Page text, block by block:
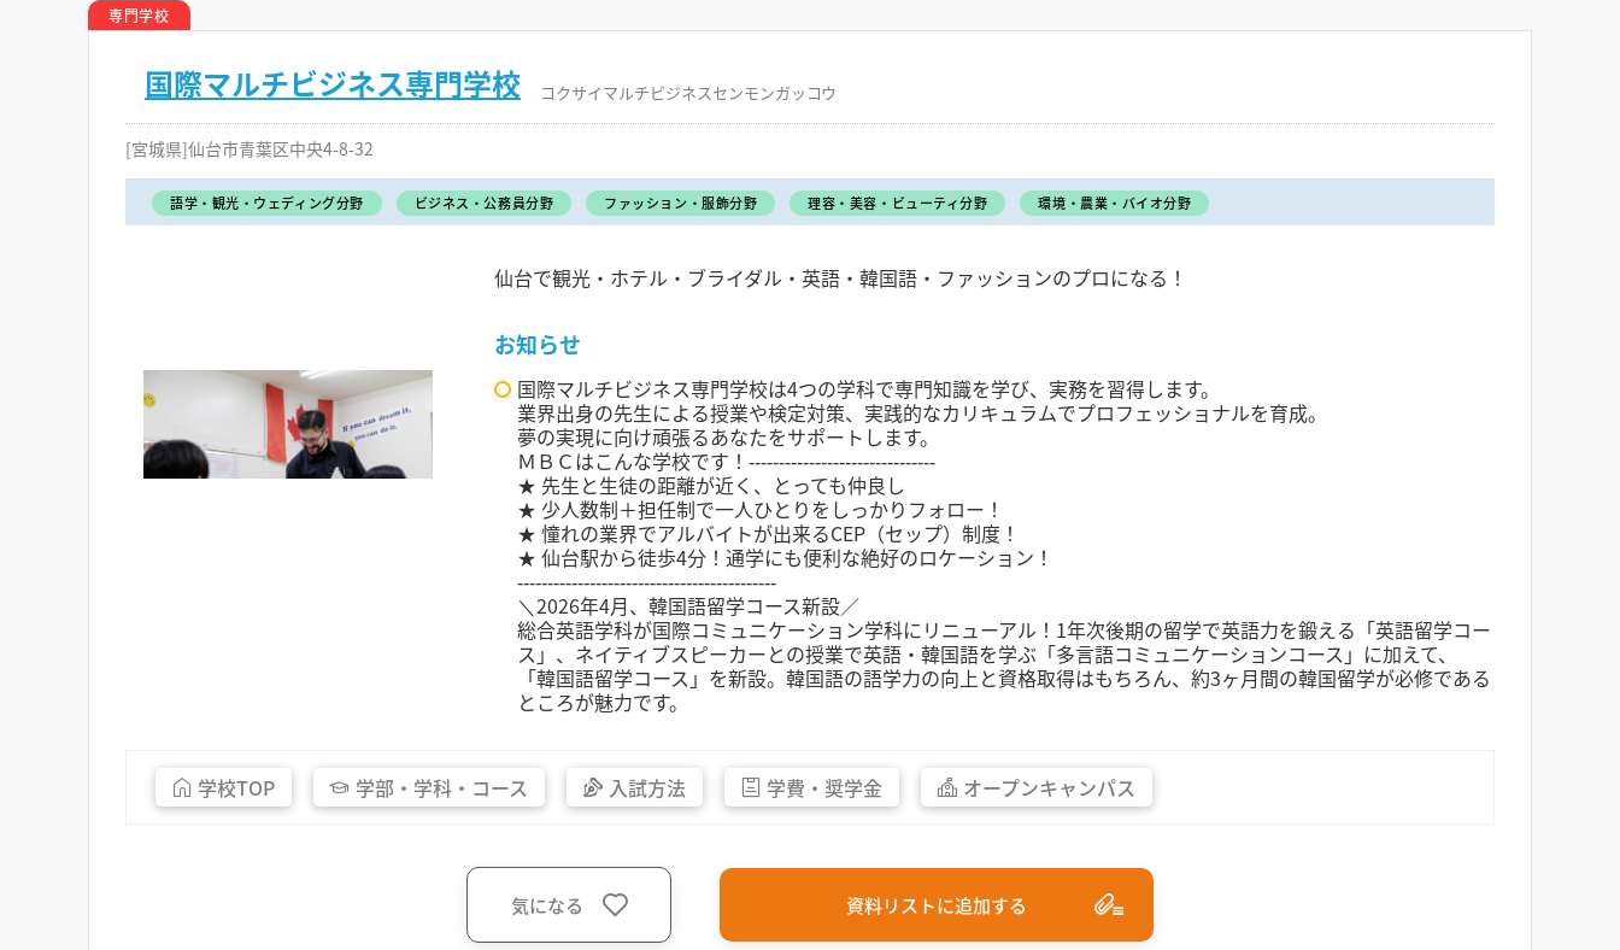
専門学校
国際マルチビジネス専門学校 コクサイマルチビジネスセンモンガッコウ
[宮城県]仙台市青葉区中央4-8-32
語学・観光・ウェディング分野 ビジネス・公務員分野 ファッション・服飾分野 理容・美容・ビューティ分野 環境・農業・バイオ分野
仙台で観光・ホテル・ブライダル・英語・韓国語・ファッションのプロになる！
お知らせ
国際マルチビジネス専門学校は4つの学科で専門知識を学び、実務を習得します。
業界出身の先生による授業や検定対策、実践的なカリキュラムでプロフェッショナルを育成。
夢の実現に向け頑張るあなたをサポートします。
ＭＢＣはこんな学校です！‐‐‐‐‐‐‐‐‐‐‐‐‐‐‐‐‐‐‐‐‐‐‐‐‐‐‐‐‐‐‐
★ 先生と生徒の距離が近く、とっても仲良し
★ 少人数制＋担任制で一人ひとりをしっかりフォロー！
★ 憧れの業界でアルバイトが出来るCEP（セップ）制度！
★ 仙台駅から徒歩4分！通学にも便利な絶好のロケーション！
‐‐‐‐‐‐‐‐‐‐‐‐‐‐‐‐‐‐‐‐‐‐‐‐‐‐‐‐‐‐‐‐‐‐‐‐‐‐‐‐‐‐‐
＼2026年4月、韓国語留学コース新設／
総合英語学科が国際コミュニケーション学科にリニューアル！1年次後期の留学で英語力を鍛える「英語留学コー
ス」、ネイティブスピーカーとの授業で英語・韓国語を学ぶ「多言語コミュニケーションコース」に加えて、
「韓国語留学コース」を新設。韓国語の語学力の向上と資格取得はもちろん、約3ヶ月間の韓国留学が必修である
ところが魅力です。
学校TOP 学部・ 学科・ コース 入試方法 学費・ 奨学金 オープンキャンパス
気になる 資料リストに追加する